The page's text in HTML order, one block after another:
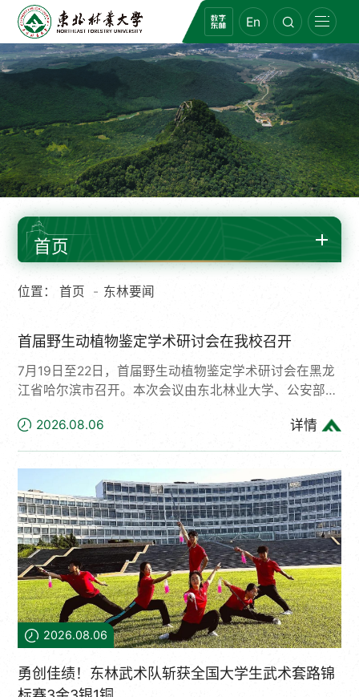
En
首页
位置：首页 东林要闻
首届野生动植物鉴定学术研讨会在我校召开
7月19日至22日，首届野生动植物鉴定学术研讨会在黑龙
江省哈尔滨市召开。本次会议由东北林业大学、公安部鉴
检疫协会、中国分析测试协会法医学分会联合主办，东北
林业大学与黑龙江省公安厅刑事技术总队共同承办。来自
林草、公安、海关、科研院所、司法鉴定机构及生物技术
企业等领域的160多位专家学者齐聚冰城。7月20日上
午，大会开幕式由国家林草局野生动植物检测中心主任、
东北林业大学教授徐艳春主持。东北林业大学校长宋文
龙，中国工程院院士、南方医科...
2026.08.06 详情
2026.08.06
勇创佳绩！东林武术队斩获全国大学生武术套路锦